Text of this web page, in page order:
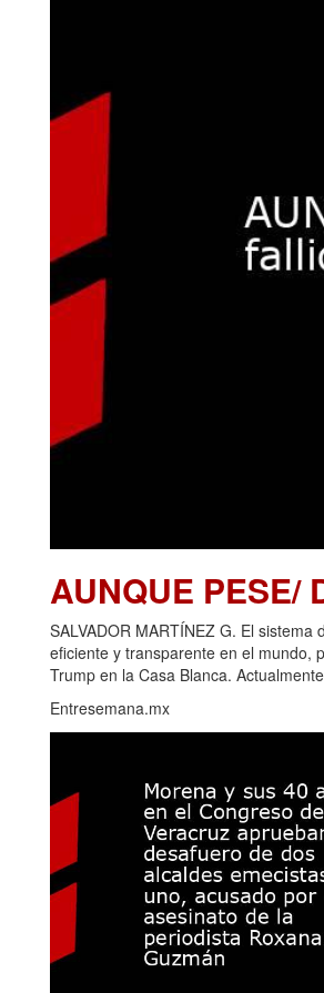
AUNQUE
SALVADOR MARTÍNEZ G. El
eficiente y transparente en el mundo,
Trump en la Casa Blanca.
Entresemana.mx